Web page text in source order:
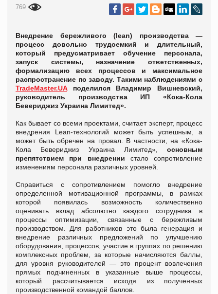
769
Внедрение бережливого (lean) производства —
процесс довольно трудоемкий и длительный,
который предусматривает обучение персонала,
запуск системы, назначение ответственных,
формализацию всех процессов и максимальное
распространение по заводу. Такими наблюдениями с
TradeMaster.UAподелился Владимир Вишневский,
руководитель производства ИП «Кока-Кола
Бевериджиз Украина Лимитед».
Как бывает со всеми проектами, считает эксперт, процесс
внедрения Lean-технологий может быть успешным, а
может быть обречен на провал. В частности, на «Кока-
Кола Бевериджиз Украина Лимитед», основным
препятствием при внедрении стало сопротивление
изменениям персонала различных уровней.
Справиться с сопротивлением помогло внедрение
определенной мотивационной программы, в рамках
которой появилась возможность количественно
оценивать вклад абсолютно каждого сотрудника в
процессы оптимизации, связанные с бережливым
производством. Для работников это была генерация и
внедрение различных предложений по улучшению
оборудования, процессов, участие в группах по решению
комплексных проблем, за которые начисляются баллы,
для уровня руководителей — это процент вовлечения
прямых подчиненных в указанные выше процессы,
который рассчитывается исходя из полученных
производственной командой баллов.